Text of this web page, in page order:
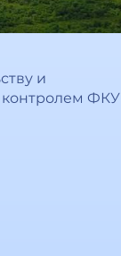
и
контролем ФКУ